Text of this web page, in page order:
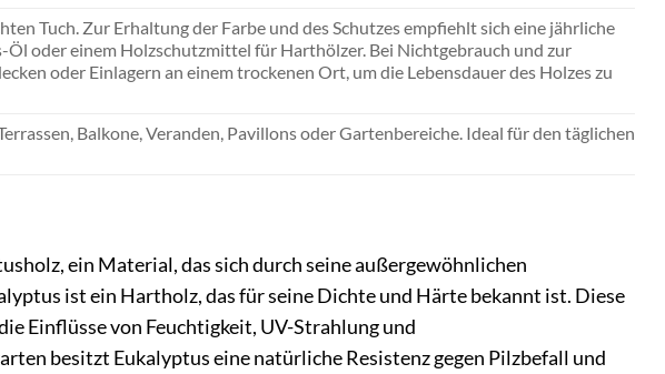
Tuch. Zur Erhaltung der Farbe und des Schutzes empfiehlt sich eine jährliche
Öl oder einem Holzschutzmittel für Harthölzer. Bei Nichtgebrauch und zur
oder Einlagern an einem trockenen Ort, um die Lebensdauer des Holzes zu
Balkone, Veranden, Pavillons oder Gartenbereiche. Ideal für den täglichen
ein Material, das sich durch seine außergewöhnlichen
ist ein Hartholz, das für seine Dichte und Härte bekannt ist. Diese
Einflüsse von Feuchtigkeit, UV-Strahlung und
besitzt Eukalyptus eine natürliche Resistenz gegen Pilzbefall und